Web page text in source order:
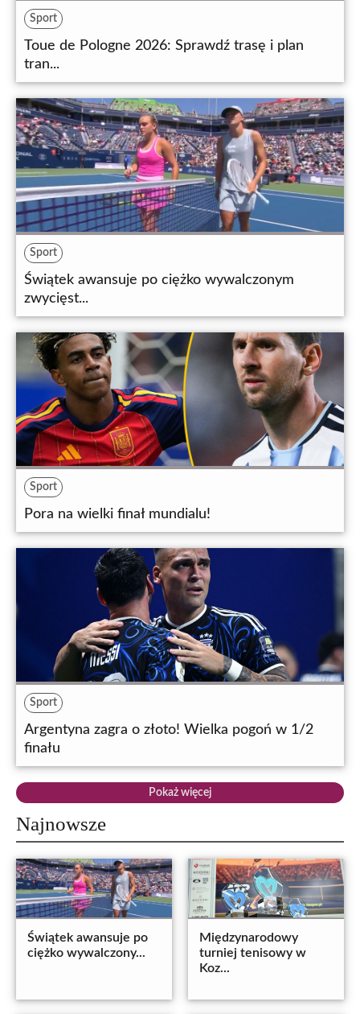
Sport
Toue de Pologne 2026: Sprawdź trasę i plan
tran...
Sport
Świątek awansuje po ciężko wywalczonym
zwycięst...
Sport
Pora na wielki finał mundialu!
Sport
Argentyna zagra o złoto! Wielka pogoń w 1/2
finału
Pokaż więcej
Najnowsze
Świątek awansuje po
ciężko wywalczony...
Międzynarodowy
turniej tenisowy w
Koz...